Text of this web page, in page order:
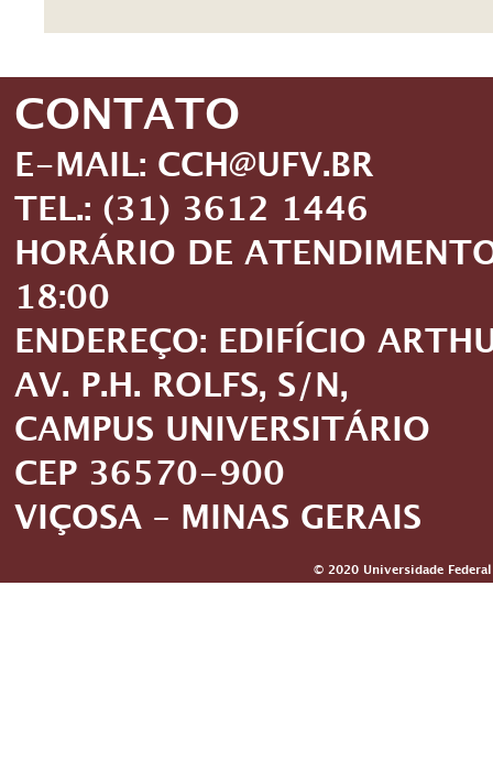
CONTATO
E-MAIL: CCH@UFV.BR
TEL.: (31) 3612 1446
HORÁRIO DE
18:00
ENDEREÇO: EDIFÍCIO
AV. P.H. ROLFS, S/N,
CAMPUS UNIVERSITÁRIO
CEP 36570-900
VIÇOSA – MINAS GERAIS
© 2020 Universidade